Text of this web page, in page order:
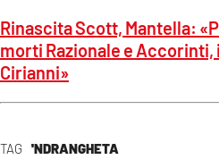
TAG 'NDRANGHETA
Rinascita Scott, Mantella:
morti Razionale e Accorinti,
Cirianni»